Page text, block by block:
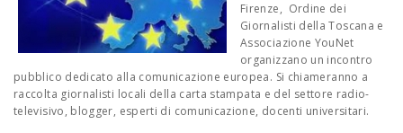
Firenze, Ordine dei
Giornalisti della Toscana e
Associazione YouNet
organizzano un incontro
pubblico dedicato alla comunicazione europea. Si chiameranno a
raccolta giornalisti locali della carta stampata e del settore radio-
televisivo, blogger, esperti di comunicazione, docenti universitari.